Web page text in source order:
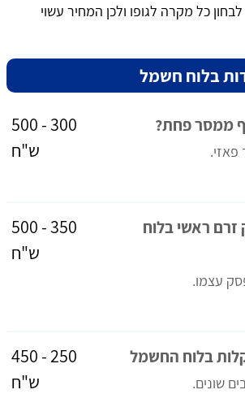
כל מקרה לגופו ולכן המחיר עשוי
בלוח חשמל
ממסר פחת?
300 - 500
ש"ח
ראשי בלוח
עצמו.
350 - 500
ש"ח
בלוח החשמל
שונים.
250 - 450
ש"ח